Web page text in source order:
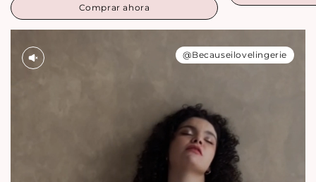
@Becauseilovelingerie
Comprar ahora